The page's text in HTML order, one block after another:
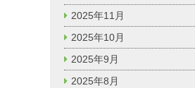
2025年11月
2025年10月
2025年9月
2025年8月